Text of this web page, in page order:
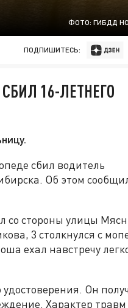
ФОТО: ГИБДД
ПОДПИШИТЕСЬ:
16-ЛЕТНЕГО
сбил водитель
Об этом
со стороны улицы
3 столкнулся с
ехал навстречу
Он
Характер травм